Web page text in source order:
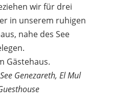
wir für drei
in unserem ruhigen
nahe des See
Gästehaus.
Genezareth, El Mul